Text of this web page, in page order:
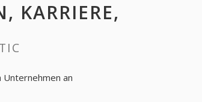
KARRIERE,
Unternehmen an